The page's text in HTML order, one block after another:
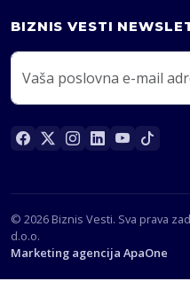
BIZNIS VESTI
© 2026 Biznis Vesti. Sva prava
d.o.o.
Marketing agencija ApaOne